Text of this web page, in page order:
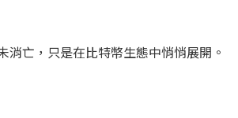
消亡，只是在比特幣生態中悄悄展開。